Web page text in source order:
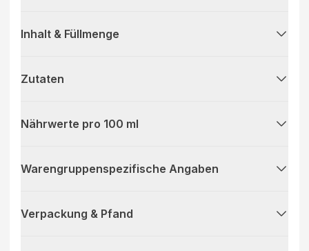
Inhalt & Füllmenge
Zutaten
Nährwerte pro 100 ml
Warengruppenspezifische Angaben
Verpackung & Pfand